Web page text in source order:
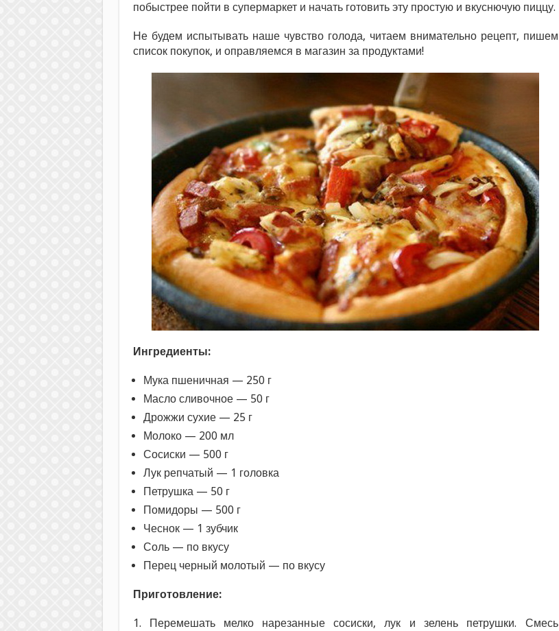
побыстрее пойти в супермаркет и начать готовить эту простую и вкуснючую пиццу.
Не будем испытывать наше чувство голода, читаем внимательно рецепт, пишем
список покупок, и оправляемся в магазин за продуктами!
Ингредиенты:
Мука пшеничная — 250 г
Масло сливочное — 50 г
Дрожжи сухие — 25 г
Молоко — 200 мл
Сосиски — 500 г
Лук репчатый — 1 головка
Петрушка — 50 г
Помидоры — 500 г
Чеснок — 1 зубчик
Соль — по вкусу
Перец черный молотый — по вкусу
Приготовление:
1. Перемешать мелко нарезанные сосиски, лук и зелень петрушки. Смесь